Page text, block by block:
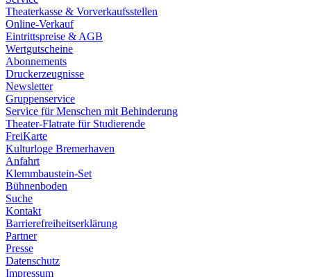
Theaterkasse & Vorverkaufsstellen
Online-Verkauf
Eintrittspreise & AGB
Wertgutscheine
Abonnements
Druckerzeugnisse
Newsletter
Gruppenservice
Service für Menschen mit Behinderung
Theater-Flatrate für Studierende
FreiKarte
Kulturloge Bremerhaven
Anfahrt
Klemmbaustein-Set
Bühnenboden
Suche
Kontakt
Barrierefreiheitserklärung
Partner
Presse
Datenschutz
Impressum